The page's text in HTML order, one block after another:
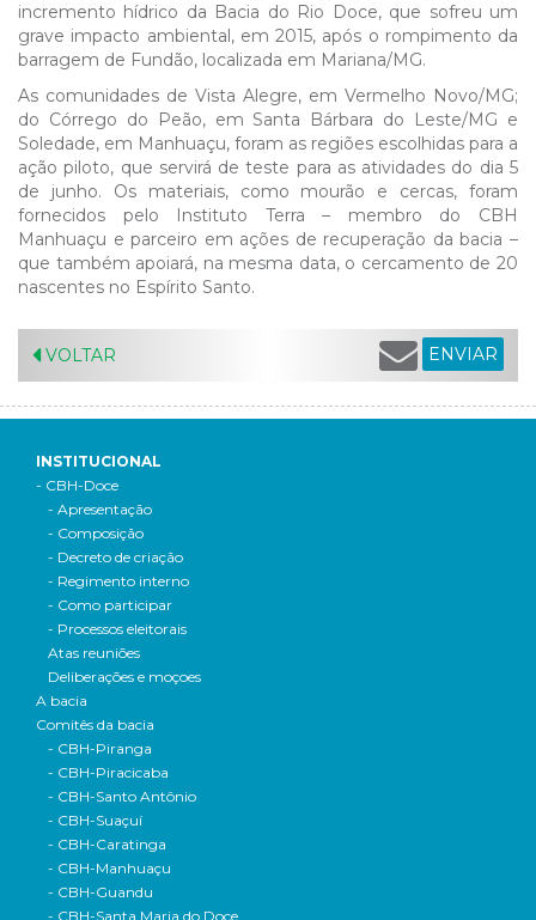
incremento hídrico da Bacia do Rio Doce, que sofreu um
grave impacto ambiental, em 2015, após o rompimento da
barragem de Fundão, localizada em Mariana/MG.
As comunidades de Vista Alegre, em Vermelho Novo/MG;
do Córrego do Peão, em Santa Bárbara do Leste/MG e
Soledade, em Manhuaçu, foram as regiões escolhidas para a
ação piloto, que servirá de teste para as atividades do dia 5
de junho. Os materiais, como mourão e cercas, foram
fornecidos pelo Instituto Terra – membro do CBH
Manhuaçu e parceiro em ações de recuperação da bacia –
que também apoiará, na mesma data, o cercamento de 20
nascentes no Espírito Santo.
VOLTAR ENVIAR
INSTITUCIONAL
- CBH-Doce
- Apresentação
- Composição
- Decreto de criação
- Regimento interno
- Como participar
- Processos eleitorais
Atas reuniões
Deliberações e moçoes
A bacia
Comitês da bacia
- CBH-Piranga
- CBH-Piracicaba
- CBH-Santo Antônio
- CBH-Suaçuí
- CBH-Caratinga
- CBH-Manhuaçu
- CBH-Guandu
- CBH-Santa Maria do Doce